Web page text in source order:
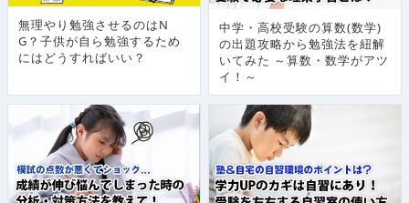
無理やり勉強させるのはN
G？子供が自ら勉強するため
にはどうすればいい？
中学・高校受験の算数(数学)
の出題攻略から勉強法を紐解
いてみた ～算数・数学がアツ
イ！～